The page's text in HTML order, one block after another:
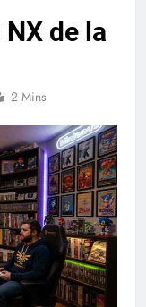
de la
2 Mins